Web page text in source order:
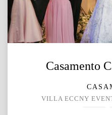
Casamento
VILLA ECCNY